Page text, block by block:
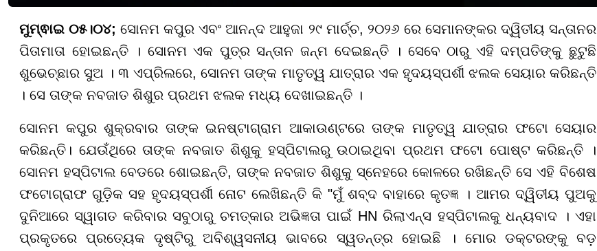
ମୁମ୍ଵାଇ ୦୫।୦୪;ସୋନମ କପୁର ଏବଂ ଆନନ୍ଦ ଆହୁଜା ୨୯ ମାର୍ଚ୍ଚ, ୨୦୨୬ ରେ ସେମାନଙ୍କର ଦ୍ୱିତୀୟ ସନ୍ତାନର
ପିତାମାତା ହୋଇଛନ୍ତି । ସୋନମ ଏକ ପୁତ୍ର ସନ୍ତାନ ଜନ୍ମ ଦେଇଛନ୍ତି । ସେବେ ଠାରୁ ଏହି ଦମ୍ପତିଙ୍କୁ ଛୁଟୁଛି
ଶୁଭେଚ୍ଛାର ସୁଅ । ୩ ଏପ୍ରିଲରେ, ସୋନମ ତାଙ୍କ ମାତୃତ୍ୱ ଯାତ୍ରାର ଏକ ହୃଦୟସ୍ପର୍ଶୀ ଝଲକ ସେୟାର କରିଛନ୍ତି
। ସେ ତାଙ୍କ ନବଜାତ ଶିଶୁର ପ୍ରଥମ ଝଲକ ମଧ୍ୟ ଦେଖାଇଛନ୍ତି ।
ସୋନମ କପୁର ଶୁକ୍ରବାର ତାଙ୍କ ଇନଷ୍ଟାଗ୍ରାମ ଆକାଉଣ୍ଟରେ ତାଙ୍କ ମାତୃତ୍ୱ ଯାତ୍ରାର ଫଟୋ ସେୟାର
କରିଛନ୍ତି। ଯେଉଁଥିରେ ତାଙ୍କ ନବଜାତ ଶିଶୁକୁ ହସ୍ପିଟାଲରୁ ଉଠାଇଥିବା ପ୍ରଥମ ଫଟୋ ପୋଷ୍ଟ କରିଛନ୍ତି ।
ସୋନମ ହସ୍ପିଟାଲ ବେଡରେ ଶୋଇଛନ୍ତି, ତାଙ୍କ ନବଜାତ ଶିଶୁକୁ ସ୍ନେହରେ କୋଳରେ ରଖିଛନ୍ତି ସେ ଏହି ବିଶେଷ
ଫଟୋଗ୍ରାଫ ଗୁଡ଼ିକ ସହ ହୃଦୟସ୍ପର୍ଶୀ ନୋଟ ଲେଖିଛନ୍ତି କି "ମୁଁ ଶବ୍ଦ ବାହାରେ କୃତଜ୍ଞ । ଆମର ଦ୍ୱିତୀୟ ପୁଅକୁ
ଦୁନିଆରେ ସ୍ୱାଗତ କରିବାର ସବୁଠାରୁ ଚମତ୍କାର ଅଭିଜ୍ଞତା ପାଇଁ HN ରିଲାଏନ୍ସ ହସ୍ପିଟାଲକୁ ଧନ୍ୟବାଦ । ଏହା
ପ୍ରକୃତରେ ପ୍ରତ୍ୟେକ ଦୃଷ୍ଟିରୁ ଅବିଶ୍ୱସନୀୟ ଭାବରେ ସ୍ୱତନ୍ତ୍ର ହୋଇଛି । ମୋର ଡକ୍ଟରଙ୍କୁ ବଡ଼